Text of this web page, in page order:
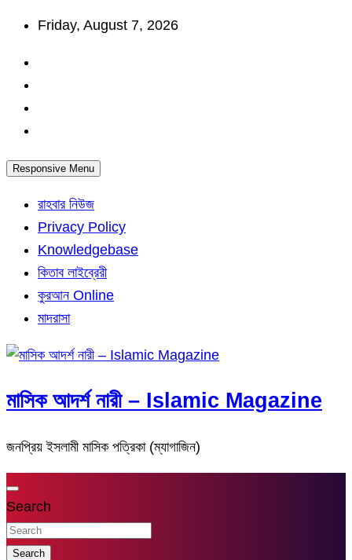
Skip
content
Friday, August 7, 2026
Responsive Menu
রাহবার নিউজ
Privacy Policy
Knowledgebase
কিতাব লাইব্রেরী
কুরআন Online
মাদরাসা
মাসিক আদর্শ নারী – Islamic Magazine
জনপ্রিয় ইসলামী মাসিক পত্রিকা (ম্যাগাজিন)
Search
Search